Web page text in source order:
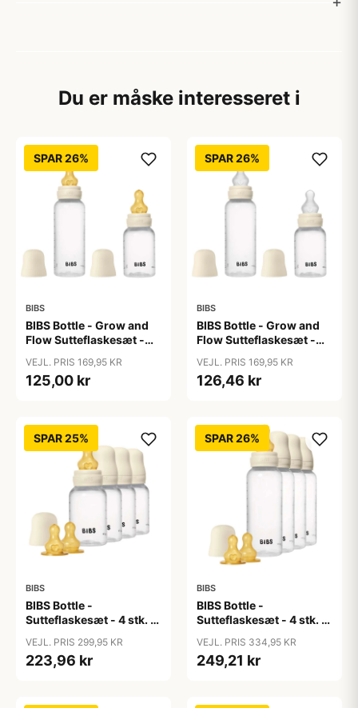
Du er måske interesseret i
SPAR 26%
BIBS
BIBS Bottle - Grow and
Flow Sutteflaskesæt -
Naturgummi/Rund -
150ml/270ml - 2-Pak -
VEJL. PRIS 169,95 KR
125,00 kr
SPAR 26%
BIBS
BIBS Bottle - Grow and
Flow Sutteflaskesæt -
150ml/270ml - 2-Pak -
Ivory
VEJL. PRIS 169,95 KR
126,46 kr
SPAR 25%
BIBS
BIBS Bottle -
Sutteflaskesæt - 4 stk. -
150ml - Ivory
VEJL. PRIS 299,95 KR
223,96 kr
SPAR 26%
BIBS
BIBS Bottle -
Sutteflaskesæt - 4 stk. -
270ml - Ivory
VEJL. PRIS 334,95 KR
249,21 kr